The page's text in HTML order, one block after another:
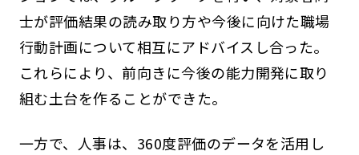
士が評価結果の読み取り方や今後に向けた職場
行動計画について相互にアドバイスし合った。
これらにより、前向きに今後の能力開発に取り
組む土台を作ることができた。
一方で、人事は、360度評価のデータを活用し